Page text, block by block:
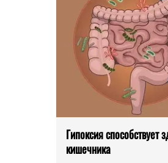
Гипоксия способствует
кишечника